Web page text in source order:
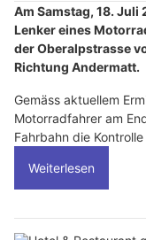
Am Samstag, 18.
Lenker eines
der Oberalpstrasse
Richtung Andermatt.
Gemäss aktuellem
Motorradfahrer am
Fahrbahn die
Weiterlesen